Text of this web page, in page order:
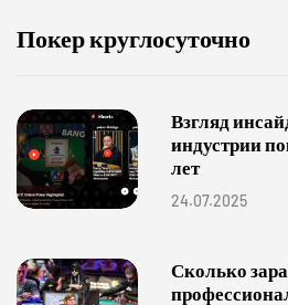
Покер круглосуточно
Взгляд
индустрии
лет
24.07.2025
Сколько